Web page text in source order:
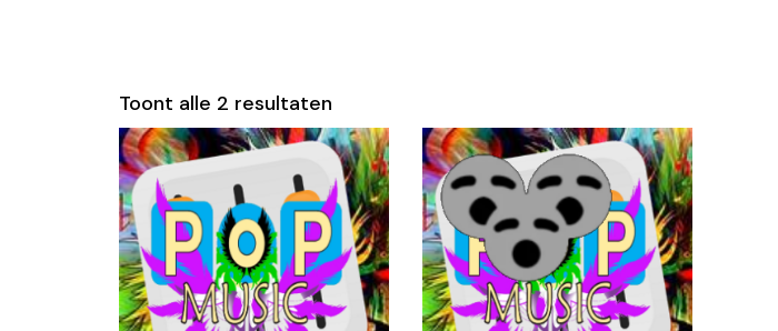
Toont alle 2 resultaten